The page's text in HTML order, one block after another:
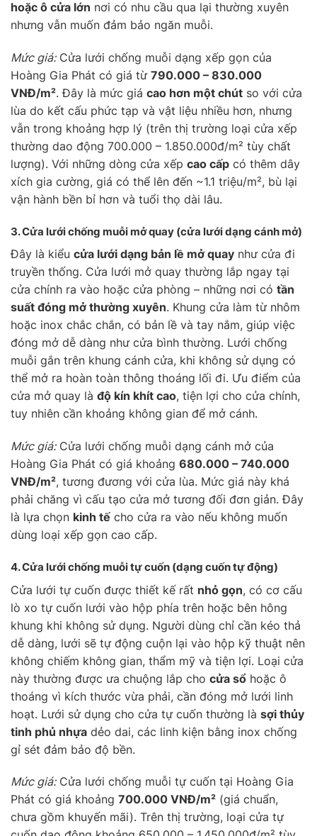
hoặc ô cửa lớn nơi có nhu cầu qua lại thường xuyên
nhưng vẫn muốn đảm bảo ngăn muỗi.
Mức giá:Cửa lưới chống muỗi dạng xếp gọn của
Hoàng Gia Phát có giá từ 790.000 – 830.000
VNĐ/m². Đây là mức giá cao hơn một chút so với cửa
lùa do kết cấu phức tạp và vật liệu nhiều hơn, nhưng
vẫn trong khoảng hợp lý (trên thị trường loại cửa xếp
thường dao động 700.000 – 1.850.000đ/m² tùy chất
lượng). Với những dòng cửa xếp cao cấp có thêm dây
xích gia cường, giá có thể lên đến ~1.1 triệu/m², bù lại
vận hành bền bỉ hơn và tuổi thọ dài lâu.
3. Cửa lưới chống muỗi mở quay (cửa lưới dạng cánh mở)
Đây là kiểu cửa lưới dạng bản lề mở quay như cửa đi
truyền thống. Cửa lưới mở quay thường lắp ngay tại
cửa chính ra vào hoặc cửa phòng – những nơi có tần
suất đóng mở thường xuyên. Khung cửa làm từ nhôm
hoặc inox chắc chắn, có bản lề và tay nắm, giúp việc
đóng mở dễ dàng như cửa bình thường. Lưới chống
muỗi gắn trên khung cánh cửa, khi không sử dụng có
thể mở ra hoàn toàn thông thoáng lối đi. Ưu điểm của
cửa mở quay là độ kín khít cao, tiện lợi cho cửa chính,
tuy nhiên cần khoảng không gian để mở cánh.
Mức giá:Cửa lưới chống muỗi dạng cánh mở của
Hoàng Gia Phát có giá khoảng 680.000 – 740.000
VNĐ/m², tương đương với cửa lùa. Mức giá này khá
phải chăng vì cấu tạo cửa mở tương đối đơn giản. Đây
là lựa chọn kinh tế cho cửa ra vào nếu không muốn
dùng loại xếp gọn cao cấp.
4. Cửa lưới chống muỗitự cuốn (dạng cuốn tự động)
Cửa lưới tự cuốn được thiết kế rất nhỏ gọn, có cơ cấu
lò xo tự cuốn lưới vào hộp phía trên hoặc bên hông
khung khi không sử dụng. Người dùng chỉ cần kéo thả
dễ dàng, lưới sẽ tự động cuộn lại vào hộp kỹ thuật nên
không chiếm không gian, thẩm mỹ và tiện lợi. Loại cửa
này thường được ưa chuộng lắp cho cửa sổ hoặc ô
thoáng vì kích thước vừa phải, cần đóng mở lưới linh
hoạt. Lưới sử dụng cho cửa tự cuốn thường là sợi thủy
tinh phủ nhựa dẻo dai, các linh kiện bằng inox chống
gỉ sét đảm bảo độ bền.
Mức giá:Cửa lưới chống muỗi tự cuốn tại Hoàng Gia
Phát có giá khoảng 700.000 VNĐ/m² (giá chuẩn,
chưa gồm khuyến mãi). Trên thị trường, loại cửa tự